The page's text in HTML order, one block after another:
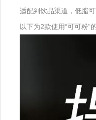
适配到饮品渠道，低脂
以下为2款使用“可可粉